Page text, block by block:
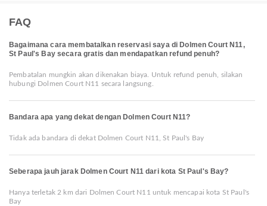
FAQ
Bagaimana cara membatalkan reservasi saya di Dolmen Court N11,
St Paul's Bay secara gratis dan mendapatkan refund penuh?
Pembatalan mungkin akan dikenakan biaya. Untuk refund penuh, silakan
hubungi Dolmen Court N11 secara langsung.
Bandara apa yang dekat dengan Dolmen Court N11?
Tidak ada bandara di dekat Dolmen Court N11, St Paul's Bay
Seberapa jauh jarak Dolmen Court N11 dari kota St Paul's Bay?
Hanya terletak 2 km dari Dolmen Court N11 untuk mencapai kota St Paul's
Bay